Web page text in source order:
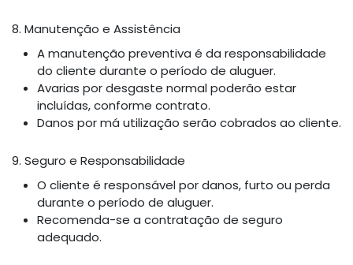
8. Manutenção e Assistência
A manutenção preventiva é da responsabilidade
do cliente durante o período de aluguer.
Avarias por desgaste normal poderão estar
incluídas, conforme contrato.
Danos por má utilização serão cobrados ao cliente.
9. Seguro e Responsabilidade
O cliente é responsável por danos, furto ou perda
durante o período de aluguer.
Recomenda-se a contratação de seguro
adequado.